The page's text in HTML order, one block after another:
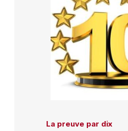
La preuve par dix